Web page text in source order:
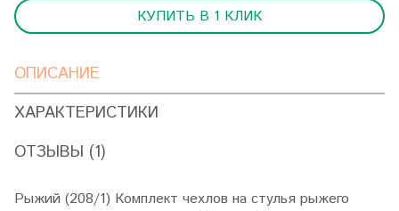
КУПИТЬ В 1 КЛИК
ОПИСАНИЕ
ХАРАКТЕРИСТИКИ
ОТЗЫВЫ (1)
Рыжий (208/1) Комплект чехлов на стулья рыжего